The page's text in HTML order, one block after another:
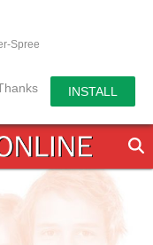
Spree
INSTALL